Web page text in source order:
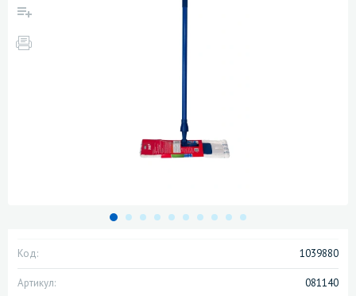
Код: 1039880
Артикул: 081140